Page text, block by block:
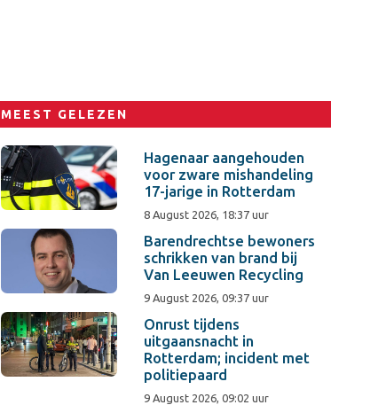
MEEST GELEZEN
Hagenaar aangehouden
voor zware mishandeling
17-jarige in Rotterdam
8 August 2026, 18:37 uur
Barendrechtse bewoners
schrikken van brand bij
Van Leeuwen Recycling
9 August 2026, 09:37 uur
Onrust tijdens
uitgaansnacht in
Rotterdam; incident met
politiepaard
9 August 2026, 09:02 uur